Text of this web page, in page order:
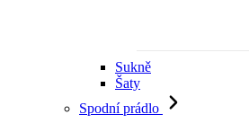
Sukně
Šaty
Spodní prádlo